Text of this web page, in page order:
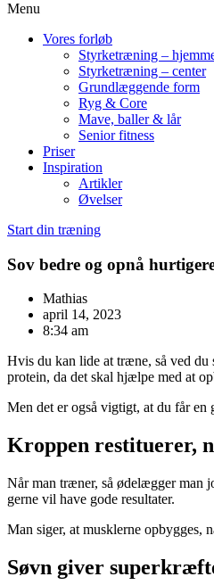
Menu
Vores forløb
Styrketræning –
Styrketræning – center
Grundlæggende form
Ryg & Core
Mave, baller & lår
Senior fitness
Priser
Inspiration
Artikler
Øvelser
Start din træning
Sov bedre og opnå
Mathias
april 14, 2023
8:34 am
Hvis du kan lide at træne, så ved du
protein, da det skal hjælpe med at
Men det er også vigtigt, at du får en
Kroppen restituerer,
Når man træner, så ødelægger man
gerne vil have gode resultater.
Man siger, at musklerne opbygges,
Søvn giver